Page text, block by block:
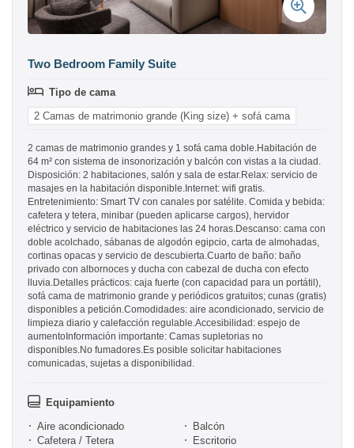
Two Bedroom Family Suite
Tipo de cama
2 Camas de matrimonio grande (King size) + sofá cama
2 camas de matrimonio grandes y 1 sofá cama doble.Habitación de
64 m² con sistema de insonorización y balcón con vistas a la ciudad.
Disposición: 2 habitaciones, salón y sala de estar.Relax: servicio de
masajes en la habitación disponible.Internet: wifi gratis.
Entretenimiento: Smart TV con canales por satélite. Comida y bebida:
cafetera y tetera, minibar (pueden aplicarse cargos), hervidor
eléctrico y servicio de habitaciones las 24 horas.Descanso: cama con
doble acolchado, sábanas de algodón egipcio, carta de almohadas,
cortinas opacas y servicio de descubierta.Cuarto de baño: baño
privado con albornoces y ducha con cabezal de ducha con efecto
lluvia.Detalles prácticos: caja fuerte (con capacidad para un portátil),
sofá cama de matrimonio grande y periódicos gratuitos; cunas (gratis)
disponibles a petición.Comodidades: aire acondicionado, servicio de
limpieza diario y calefacción regulable.Accesibilidad: espejo de
aumentoInformación importante: Camas supletorias no
disponibles.No fumadores.Es posible solicitar habitaciones
comunicadas, sujetas a disponibilidad.
Equipamiento
Aire acondicionado
Balcón
Cafetera / Tetera
Escritorio